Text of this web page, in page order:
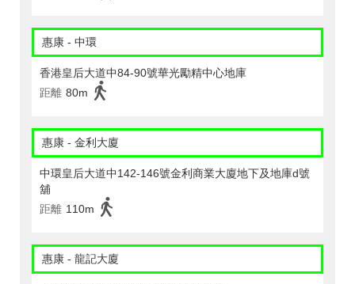
惠康 - 中環
香港皇后大道中84-90號華光勵精中心地庫
距離 80m
惠康 - 金利大廈
中環皇后大道中142-146號金利商業大廈地下及地庫d號
舖
距離 110m
惠康 - 龍記大廈